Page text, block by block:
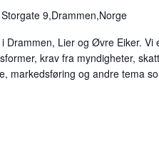
9,Drammen,Norge
Drammen, Lier og Øvre Eiker. Vi
krav fra myndigheter,
markedsføring og andre tema